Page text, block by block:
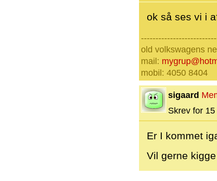
ok så ses vi i
old volkswagens
mail:
mobil: 4050 8404
sigaard
Skrev for
Er I kommet
Vil gerne